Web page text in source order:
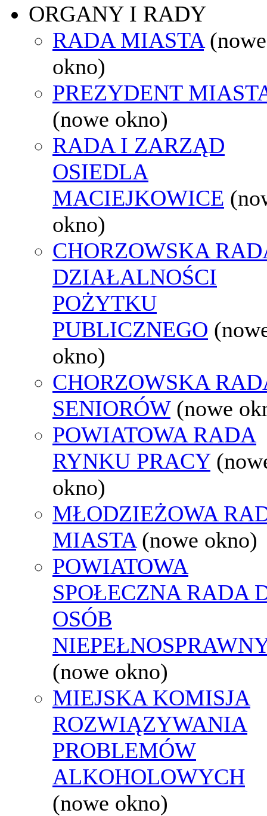
ORGANY I RADY
RADA MIASTA (nowe
okno)
PREZYDENT
(nowe okno)
RADA I ZARZĄD
OSIEDLA
MACIEJKOWICE
okno)
CHORZOWSKA
DZIAŁALNOŚCI
POŻYTKU
PUBLICZNEGO
okno)
CHORZOWSKA
SENIORÓW (nowe
POWIATOWA RADA
RYNKU PRACY
okno)
MŁODZIEŻOWA
MIASTA (nowe okno)
POWIATOWA
SPOŁECZNA RADA
OSÓB
(nowe okno)
MIEJSKA KOMISJA
ROZWIĄZYWANIA
PROBLEMÓW
ALKOHOLOWYCH
(nowe okno)